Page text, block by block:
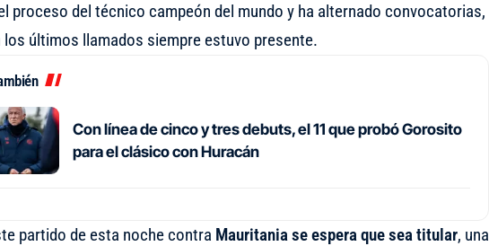
proceso del técnico campeón del mundo y ha alternado convocatorias,
los últimos llamados siempre estuvo presente.
Con línea de cinco y tres debuts, el 11 que probó Gorosito
para el clásico con Huracán
partido de esta noche contra Mauritania se espera que sea titular, una